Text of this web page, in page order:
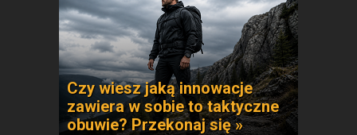
Czy wiesz jaką innowacje
zawiera w sobie to taktyczne
obuwie? Przekonaj się »